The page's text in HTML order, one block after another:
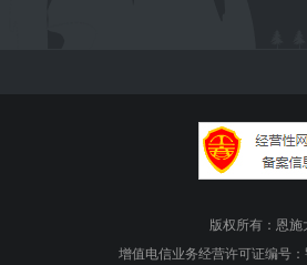
版权所有：恩施
增值电信业务经营许可证编号：